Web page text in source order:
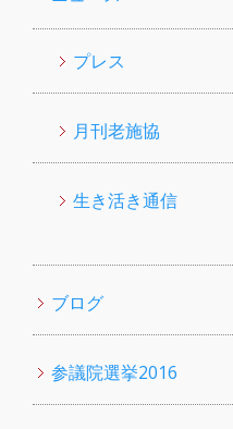
プレス
月刊老施協
生き活き通信
ブログ
参議院選挙2016